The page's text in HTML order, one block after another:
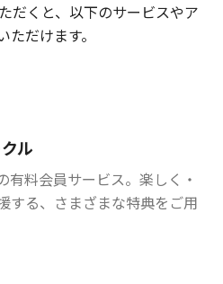
だくと、以下のサービスやア
だけます。
ル
有料会員サービス。楽しく・
する、さまざまな特典をご用